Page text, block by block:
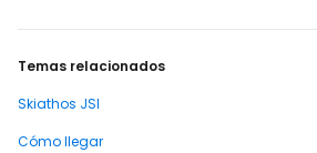
Temas relacionados
Skiathos JSI
Cómo llegar